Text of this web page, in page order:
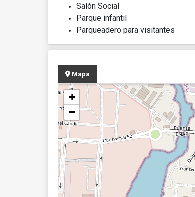
Salón Social
Parque infantil
Parqueadero para visitantes
Mapa
+
−